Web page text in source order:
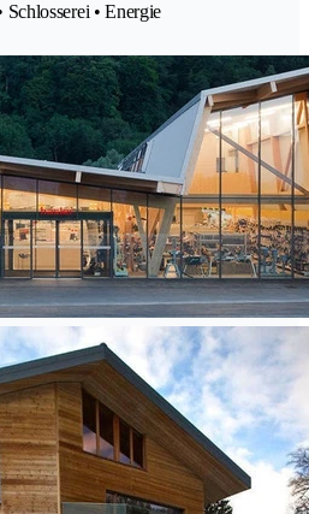
• Energie